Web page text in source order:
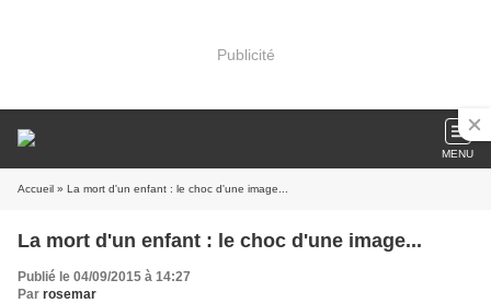
Publicité
MENU
Accueil » La mort d'un enfant : le choc d'une image...
La mort d'un enfant : le choc d'une image...
Publié le 04/09/2015 à 14:27
Par rosemar